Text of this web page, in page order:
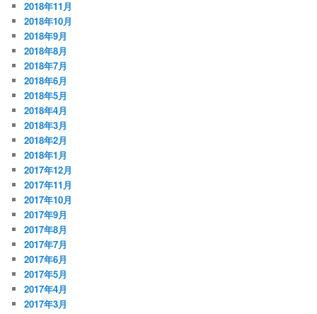
2018年11月
2018年10月
2018年9月
2018年8月
2018年7月
2018年6月
2018年5月
2018年4月
2018年3月
2018年2月
2018年1月
2017年12月
2017年11月
2017年10月
2017年9月
2017年8月
2017年7月
2017年6月
2017年5月
2017年4月
2017年3月